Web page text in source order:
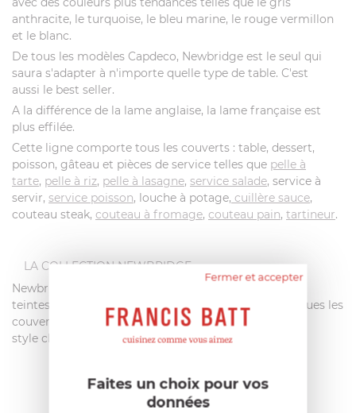
anthracite, le turquoise, le bleu marine, le rouge vermillon
et le blanc.
De tous les modèles Capdeco, Newbridge est le seul qui
saura s'adapter à n'importe quelle type de table. C'est
aussi le best seller.
A la différence de la lame anglaise, la lame française est
plus effilée.
Cette ligne comporte tous les couverts : table, dessert,
poisson, gâteau et pièces de service telles que pelle à
tarte, pelle à riz, pelle à lasagne, service salade, service à
servir, service poisson, louche à potage, cuillère sauce,
couteau steak, couteau à fromage, couteau pain, tartineur.
LA COLLECTION NEWBRIDGE
Newbridge est une collection polyvalente avec ses
teintes colorées. Moulés dans des formes ergonomiques les
couverts Newbridge procurent un
style classique et indémodable.
Fermer et accepter
Faites un choix pour vos
données